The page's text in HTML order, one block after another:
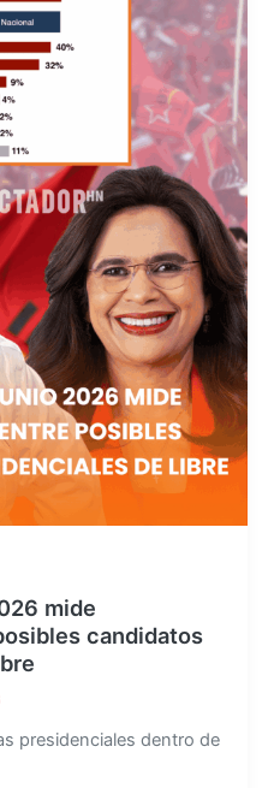
mide
candidatos
presidenciales dentro de